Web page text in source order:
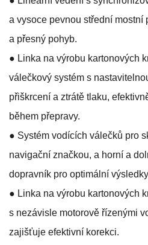
a vysoce pevnou střední
a přesný pohyb.
● Linka na výrobu kartonových
válečkový systém s
přiškrcení a ztrátě tlaku,
během přepravy.
● Systém vodících válečků pro
navigační značkou, a horní a
dopravník pro optimální
● Linka na výrobu kartonových
s nezávisle motorově řízenými
zajišťuje efektivní korekci.